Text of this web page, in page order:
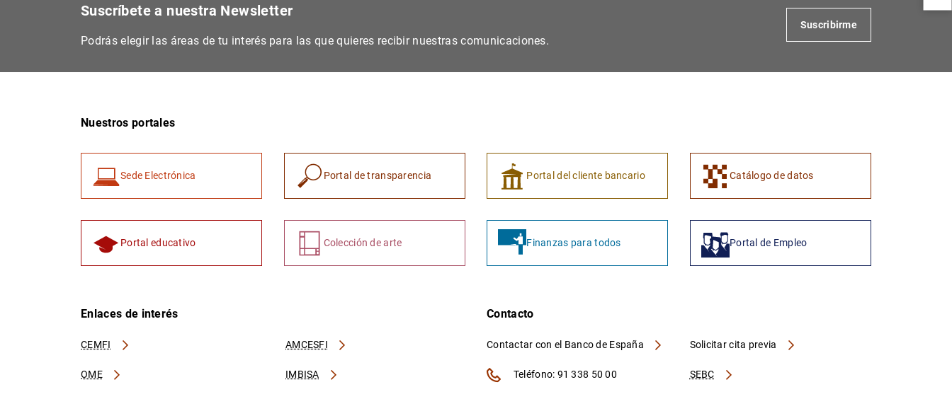
Suscríbete a nuestra Newsletter
Podrás elegir las áreas de tu interés para las que quieres recibir nuestras comunicaciones.
Suscribirme
Nuestros portales
Sede Electrónica Portal de transparencia Portal del cliente bancario Catálogo de datos
Portal educativo Colección de arte Finanzas para todos Portal de Empleo
Enlaces de interés
CEMFI AMCESFI
OME IMBISA
Contacto
Contactar con el Banco de España
SEBC
Solicitar cita previa
Teléfono: 91 338 50 00